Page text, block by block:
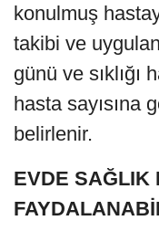
konulmuş
takibi ve
günü ve sıklığı
hasta sayısına
belirlenir.
EVDE SAĞLIK